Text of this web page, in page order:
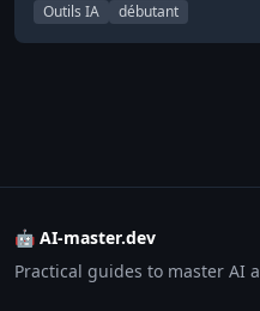
Outils IA débutant
🤖 AI-master.dev
Practical guides to master AI